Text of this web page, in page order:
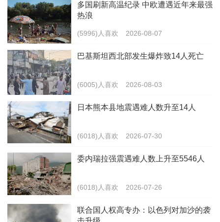
多国刷新高温纪录 中欧遭遇近年来最强
热浪
(5996)人喜欢 2026-08-07
巴基斯坦西北部发生爆炸致14人死亡
(6005)人喜欢 2026-08-03
日本熊本县地震遇难人数升至14人
(6018)人喜欢 2026-07-30
委内瑞拉强震遇难人数上升至5546人
(6018)人喜欢 2026-07-26
联合国人权高专办：以色列对加沙的袭